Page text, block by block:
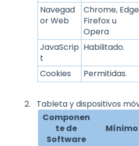
Navegad
or Web
Chrome,
Firefox u
Opera
JavaScrip
t
Habilitado.
Cookies Permitidas.
Tableta y dispositivos
Componen
te de
Software
Mínimo